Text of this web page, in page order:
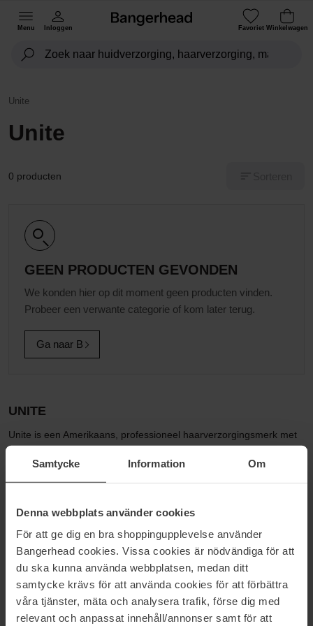
Samtycke Information Om
Denna webbplats använder cookies
För att ge dig en bra shoppingupplevelse använder
Bangerhead cookies. Vissa cookies är nödvändiga för att
du ska kunna använda webbplatsen, medan ditt
samtycke krävs för att använda cookies för att förbättra
våra tjänster, mäta och analysera trafik, förse dig med
relevant och anpassat innehåll/annonser samt för att
Menu Inloggen Favoriet Winkelwagen
Unite
Unite
0 producten
GEEN PRODUCTEN GEVONDEN
We konden hier op dit moment geen producten vinden.
Probeer een verwante categorie of kom later terug.
Ga naar B
UNITE
Unite is een Amerikaans, professioneel haarverzorgingsmerk met
zijn basis in Californië. De producten worden verkocht over de hele
wereld en het is een van de weinige merken dat werd opgericht
Londen naar de zanderige kust van Californië, waar hij zijn passie
zijn eigen lijn met meer dan 30 producten voor alle haartypes.
De producten zijn in rap tempo populair geworden bij stylisten,
influencers en beroemdheden. De producten van Unite worden
verkocht in meer dan 2000 salons over de hele wereld.